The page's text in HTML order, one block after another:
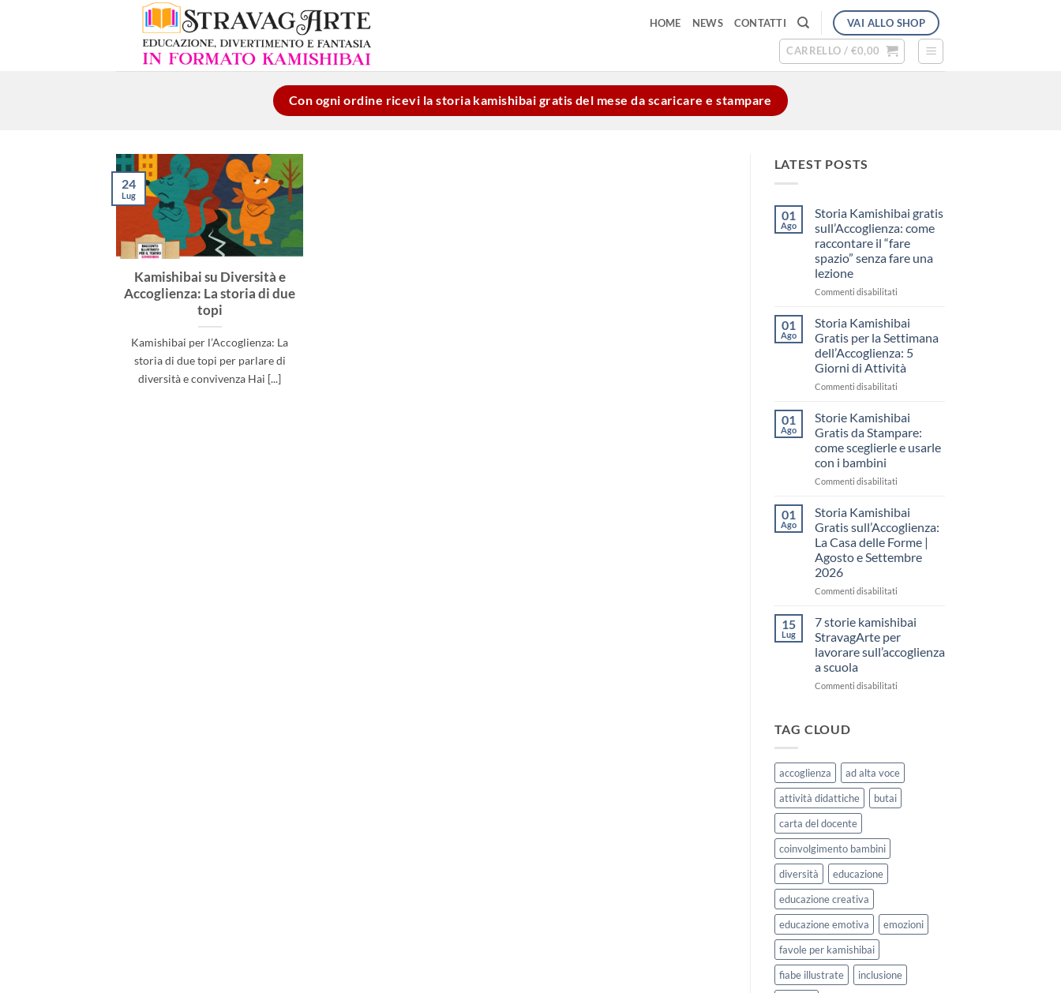
HOME NEWS CONTATTI VAI ALLO SHOP
CARRELLO / €0,00
Con ogni ordine ricevi la storia kamishibai gratis del mese da scaricare e stampare
Kamishibai su Diversità e
Accoglienza: La storia di due
topi
Kamishibai per l’Accoglienza: La
storia di due topi per parlare di
diversità e convivenza Hai [...]
24
Lug
LATEST POSTS
01
Ago
Storia Kamishibai gratis
sull’Accoglienza: come
raccontare il “fare
spazio” senza fare una
lezione
Commenti disabilitatisu
Kamishibai
gratis
sull’Accoglienza:
come
raccontare
il
senza
fare
una
01
Ago
Storia Kamishibai
Gratis per la Settimana
dell’Accoglienza: 5
Giorni di Attività
Commenti disabilitatisu
Kamishibai
Gratis
per
la
dell’Accoglienza:
di
Attività
01
Ago
Storie Kamishibai
Gratis da Stampare:
come sceglierle e usarle
con i bambini
Commenti disabilitatisu
Kamishibai
Gratis
da
Stampare:
come
e
i
bambini
01
Ago
Storia Kamishibai
Gratis sull’Accoglienza:
La Casa delle Forme |
Agosto e Settembre
2026
Commenti disabilitatisu
Kamishibai
Gratis
sull’Accoglienza:
La
delle
2026
15
Lug
7 storie kamishibai
StravagArte per
lavorare sull’accoglienza
a scuola
Commenti disabilitatisu
lavorare
sull’accoglienza
a
scuola
TAG CLOUD
accoglienza
ad alta voce
attività didattiche
butai
carta del docente
coinvolgimento bambini
diversità
educazione
educazione creativa
educazione emotiva
emozioni
favole per kamishibai
fiabe illustrate
inclusione